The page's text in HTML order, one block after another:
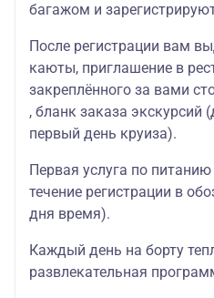
багажом и
После регистрации вам
каюты, приглашение в
закреплённого за вами
, бланк заказа экскурсий
первый день круиза).
Первая услуга по
течение регистрации в
дня время).
Каждый день на борту
развлекательная